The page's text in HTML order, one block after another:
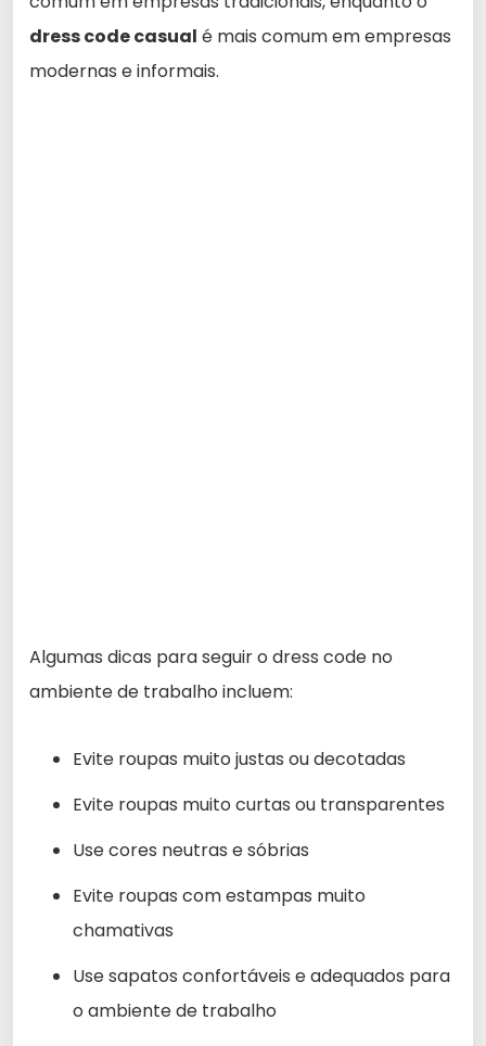
dress code casual é mais comum em empresas
modernas e informais.
Algumas dicas para seguir o dress code no
ambiente de trabalho incluem:
Evite roupas muito justas ou decotadas
Evite roupas muito curtas ou transparentes
Use cores neutras e sóbrias
Evite roupas com estampas muito
chamativas
Use sapatos confortáveis e adequados para
o ambiente de trabalho